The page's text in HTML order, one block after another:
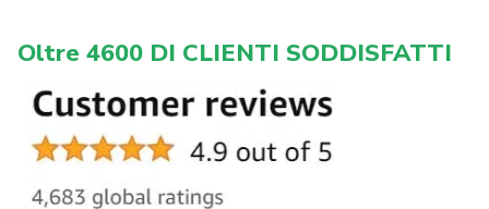
Oltre 4600 DI CLIENTI SODDISFATTI